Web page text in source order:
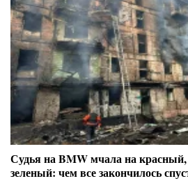
Судья на BMW мчала на
зеленый: чем все закончилось